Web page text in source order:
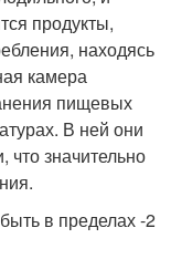
продукты,
находясь
камера
пищевых
В ней они
что значительно
в пределах -2